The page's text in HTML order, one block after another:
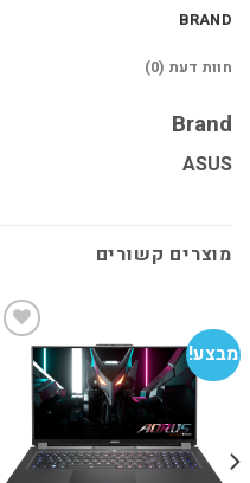
BRAND
חוות דעת (0)
Brand
ASUS
מוצרים קשורים
מבצע!